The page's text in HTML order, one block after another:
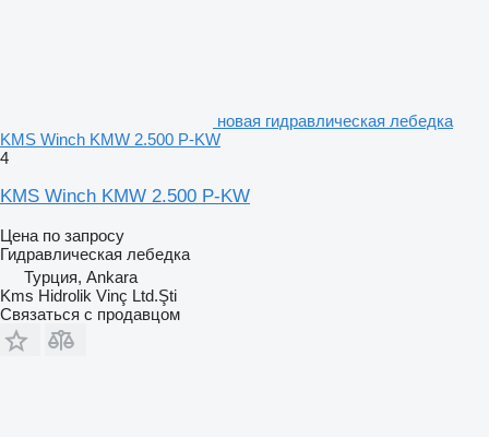
новая гидравлическая лебедка
KMS Winch KMW 2.500 P-KW
4
KMS Winch KMW 2.500 P-KW
Цена по запросу
Гидравлическая лебедка
Турция, Ankara
Kms Hidrolik Vinç Ltd.Şti
Связаться с продавцом